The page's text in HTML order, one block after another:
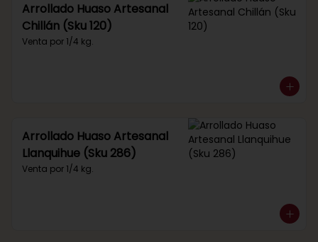
Arrollado Huaso Artesanal
Chillán (Sku 120)
Venta por 1/4 kg.
Arrollado Huaso Artesanal
Llanquihue (Sku 286)
Venta por 1/4 kg.